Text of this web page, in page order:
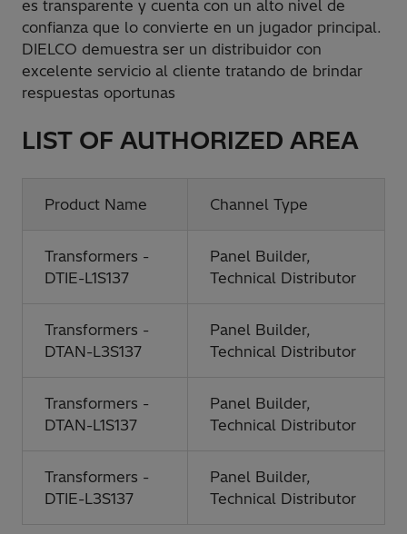
es transparente y cuenta con un alto nivel de
confianza que lo convierte en un jugador principal.
DIELCO demuestra ser un distribuidor con
excelente servicio al cliente tratando de brindar
respuestas oportunas
LIST OF AUTHORIZED AREA
Product Name Channel Type
Transformers -
DTIE-L1S137
Panel Builder,
Technical Distributor
Transformers -
DTAN-L3S137
Panel Builder,
Technical Distributor
Transformers -
DTAN-L1S137
Panel Builder,
Technical Distributor
Transformers -
DTIE-L3S137
Panel Builder,
Technical Distributor